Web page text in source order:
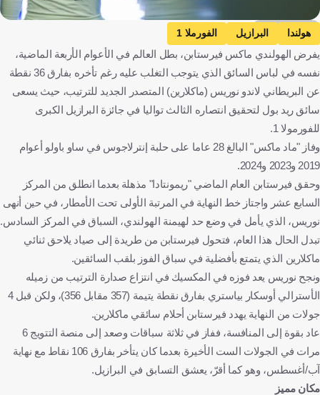
Getty Images
هولندا البرازيل الفورملا 1
يفرض الهولندي ماكس فيرستابن، بطل العالم في الأعوام الأربعة الماضية،
نفسه في لباس السائق الذي يتوجب التغلب عليه رغم تأخره بفارق 36 نقطة
عن البريطاني لاندو نوريس (ماكلارين) المتصدر الجديد للترتيب، حيث يسعى
سائق ريد بول لتحقيق انتصاره الثالث تواليا في جائزة البرازيل الكبرى
للفورمولا 1.
وفاز "ماد ماكس" البالغ 28 عاما على حلبة إنترلاجوس في ساو باولو أعوام
2019 و2023 و2024.
وحقق فيرستابن العام الماضي "ريمونتادا" مذهلة بعدما انطلق من المركز
السابع عشر واجتاز خط النهاية في المرتبة الأولى تحت الأمطار، في حين أنهى
نوريس، الذي يأمل في وضع حد لهيمنة الهولندي، السباق في المركز السادس.
تبدل الحال هذا العام، فتحول فيرستابن من طريدة إلى صياد يلاحق ثنائي
ماكلارين الذي يتمتع بأفضلية في سباق الفوز بلقب السائقين.
ونجح نوريس يعد فوزه في المكسيك في انتزاع صدارة الترتيب من زميله
الأسترالي أوسكار بياستري بفارق نقطة يتيمة (357 مقابل 356)، ولكن قبل 4
جولات من النهاية يهدد فيرستابن أحلام سائقي ماكلارين.
عاد بقوة إلى المنافسة، ففاز في ثلاثة سباقات وصعد إلى منصة التتويج 6
مرات في الجولات الست الأخيرة بعدما كان يتأخر بفارق 106 نقاط مع نهاية
آب/أغسطس، وهو كما أقرّ، يعشق التسابق في البرازيل.
مكان مميز